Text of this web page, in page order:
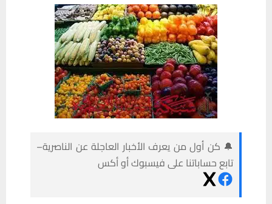
🔔 كن أول من يعرف الأخبار العاجلة عن الناصرية–
تابع حساباتنا على فيسبوك أو أكس